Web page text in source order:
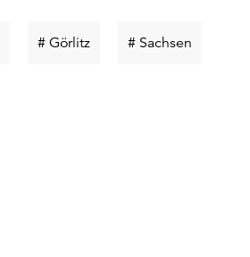
Schlüsselwort
# GörlitzSchlüsselwort
# Sachsen